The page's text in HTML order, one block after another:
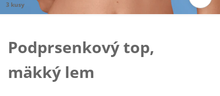
3 kusy
Podprsenkový top,
mäkký lem